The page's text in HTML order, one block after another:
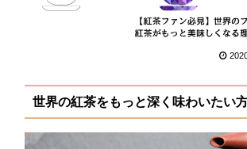
世界の紅茶をもっと深く味わいたい